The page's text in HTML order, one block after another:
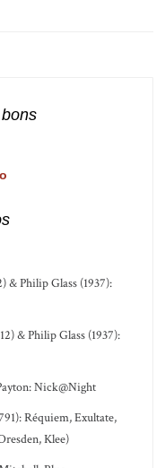
& Philip Glass (1937):
& Philip Glass (1937):
Nick@Night
Réquiem, Exultate,
Klee)